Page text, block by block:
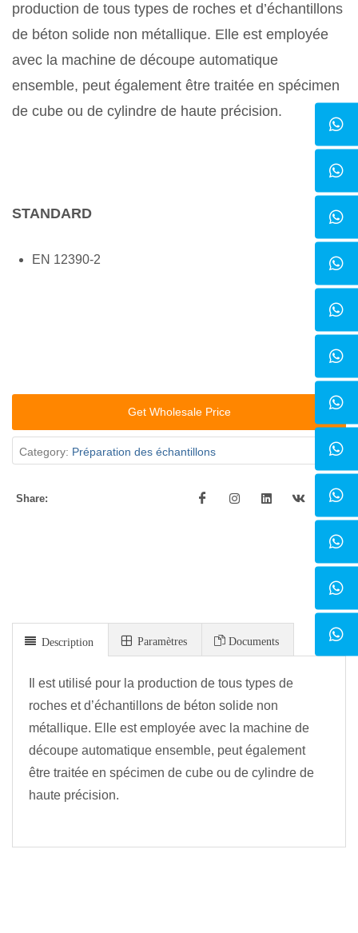
production de tous types de roches et d’échantillons
de béton solide non métallique. Elle est employée
avec la machine de découpe automatique
ensemble, peut également être traitée en spécimen
de cube ou de cylindre de haute précision.
STANDARD
EN 12390-2
Get Wholesale Price
Category: Préparation des échantillons
Share:
Description Paramètres Documents
Il est utilisé pour la production de tous types de
roches et d’échantillons de béton solide non
métallique. Elle est employée avec la machine de
découpe automatique ensemble, peut également
être traitée en spécimen de cube ou de cylindre de
haute précision.